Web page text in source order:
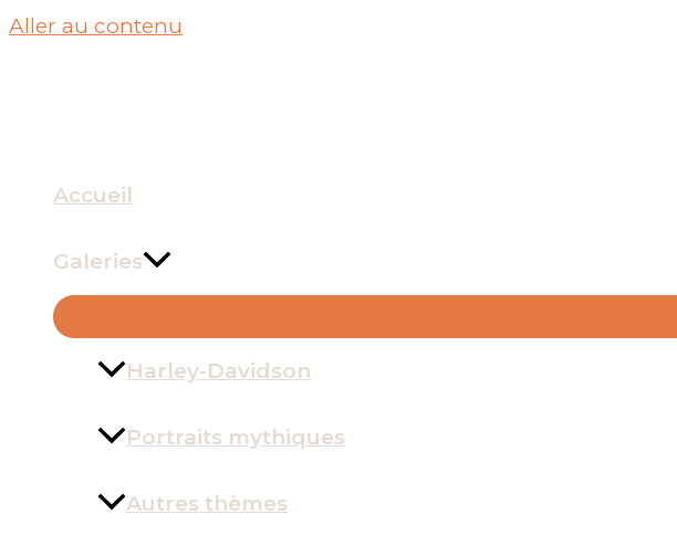
Aller au contenu
Accueil
Galeries
Harley-Davidson
Portraits mythiques
Autres thèmes